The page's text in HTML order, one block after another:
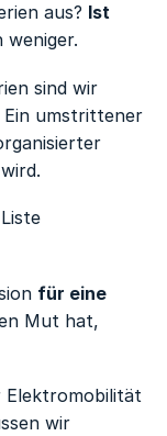
aus? Ist
weniger.
sind wir
Ein umstrittener
für eine
Mut hat,
Elektromobilität
wir